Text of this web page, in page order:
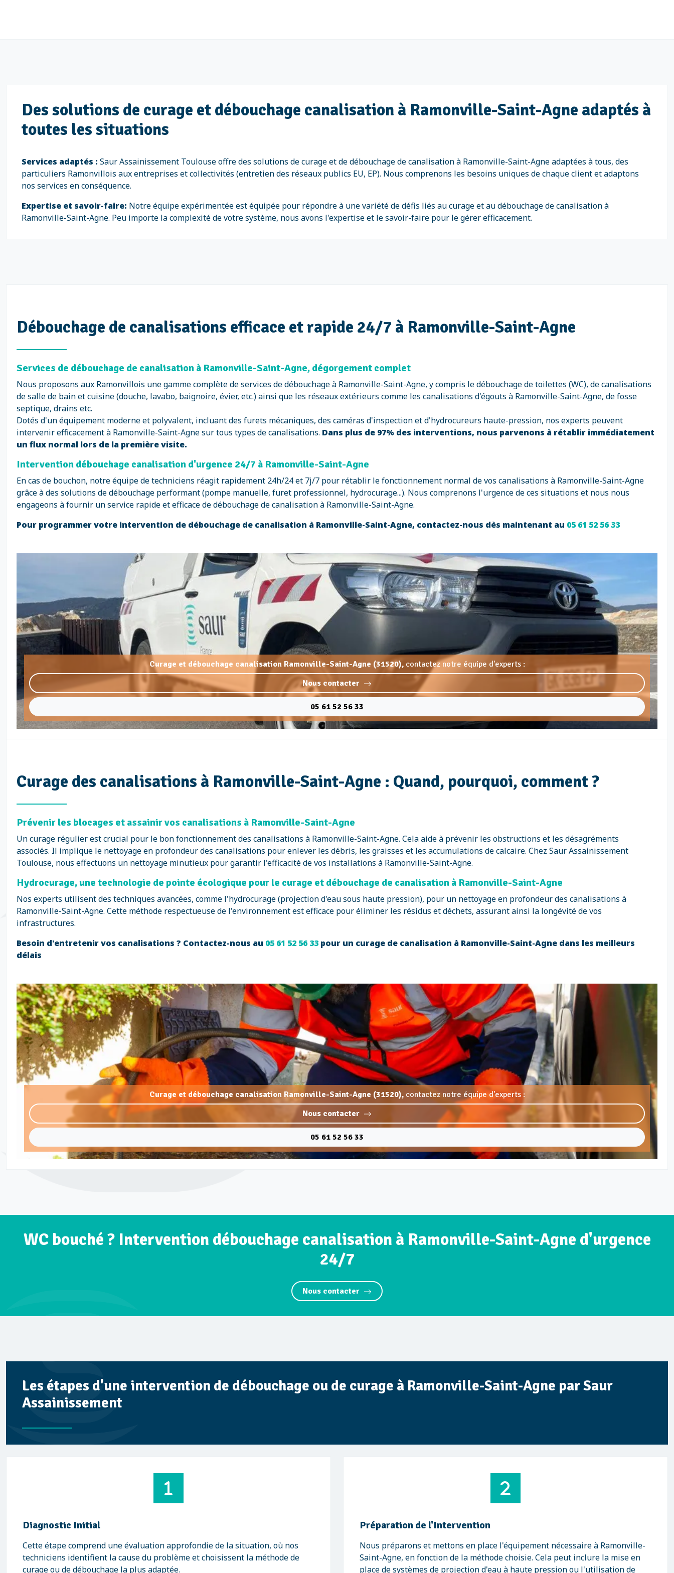
Des solutions de curage et débouchage canalisation à Ramonville-Saint-Agne adaptés à
toutes les situations
Services adaptés : Saur Assainissement Toulouse offre des solutions de curage et de débouchage de canalisation à Ramonville-Saint-Agne adaptées à tous, des
particuliers Ramonvillois aux entreprises et collectivités (entretien des réseaux publics EU, EP). Nous comprenons les besoins uniques de chaque client et adaptons
nos services en conséquence.
Expertise et savoir-faire: Notre équipe expérimentée est équipée pour répondre à une variété de défis liés au curage et au débouchage de canalisation à
Ramonville-Saint-Agne. Peu importe la complexité de votre système, nous avons l'expertise et le savoir-faire pour le gérer efficacement.
Débouchage de canalisations efficace et rapide 24/7 à Ramonville-Saint-Agne
Services de débouchage de canalisation à Ramonville-Saint-Agne, dégorgement complet
Nous proposons aux Ramonvillois une gamme complète de services de débouchage à Ramonville-Saint-Agne, y compris le débouchage de toilettes (WC), de canalisations
de salle de bain et cuisine (douche, lavabo, baignoire, évier, etc.) ainsi que les réseaux extérieurs comme les canalisations d'égouts à Ramonville-Saint-Agne, de fosse
septique, drains etc.
Dotés d'un équipement moderne et polyvalent, incluant des furets mécaniques, des caméras d'inspection et d'hydrocureurs haute-pression, nos experts peuvent
intervenir efficacement à Ramonville-Saint-Agne sur tous types de canalisations. Dans plus de 97% des interventions, nous parvenons à rétablir immédiatement
un flux normal lors de la première visite.
Intervention débouchage canalisation d'urgence 24/7 à Ramonville-Saint-Agne
En cas de bouchon, notre équipe de techniciens réagit rapidement 24h/24 et 7j/7 pour rétablir le fonctionnement normal de vos canalisations à Ramonville-Saint-Agne
grâce à des solutions de débouchage performant (pompe manuelle, furet professionnel, hydrocurage...). Nous comprenons l'urgence de ces situations et nous nous
engageons à fournir un service rapide et efficace de débouchage de canalisation à Ramonville-Saint-Agne.
Pour programmer votre intervention de débouchage de canalisation à Ramonville-Saint-Agne, contactez-nous dès maintenant au 05 61 52 56 33
Curage et débouchage canalisation Ramonville-Saint-Agne (31520), contactez notre équipe d'experts :
Nous contacter
05 61 52 56 33
Curage des canalisations à Ramonville-Saint-Agne : Quand, pourquoi, comment ?
Prévenir les blocages et assainir vos canalisations à Ramonville-Saint-Agne
Un curage régulier est crucial pour le bon fonctionnement des canalisations à Ramonville-Saint-Agne. Cela aide à prévenir les obstructions et les désagréments
associés. Il implique le nettoyage en profondeur des canalisations pour enlever les débris, les graisses et les accumulations de calcaire. Chez Saur Assainissement
Toulouse, nous effectuons un nettoyage minutieux pour garantir l'efficacité de vos installations à Ramonville-Saint-Agne.
Hydrocurage, une technologie de pointe écologique pour le curage et débouchage de canalisation à Ramonville-Saint-Agne
Nos experts utilisent des techniques avancées, comme l'hydrocurage (projection d'eau sous haute pression), pour un nettoyage en profondeur des canalisations à
Ramonville-Saint-Agne. Cette méthode respectueuse de l'environnement est efficace pour éliminer les résidus et déchets, assurant ainsi la longévité de vos
infrastructures.
Besoin d'entretenir vos canalisations ? Contactez-nous au 05 61 52 56 33 pour un curage de canalisation à Ramonville-Saint-Agne dans les meilleurs
délais
Curage et débouchage canalisation Ramonville-Saint-Agne (31520), contactez notre équipe d'experts :
Nous contacter
05 61 52 56 33
WC bouché ? Intervention débouchage canalisation à Ramonville-Saint-Agne d'urgence
24/7
Nous contacter
Les étapes d'une intervention de débouchage ou de curage à Ramonville-Saint-Agne par Saur
Assainissement
Diagnostic Initial
Cette étape comprend une évaluation approfondie de la situation, où nos
techniciens identifient la cause du problème et choisissent la méthode de
curage ou de débouchage la plus adaptée.
Préparation de l'Intervention
Nous préparons et mettons en place l'équipement nécessaire à Ramonville-
Saint-Agne, en fonction de la méthode choisie. Cela peut inclure la mise en
place de systèmes de projection d'eau à haute pression ou l'utilisation de